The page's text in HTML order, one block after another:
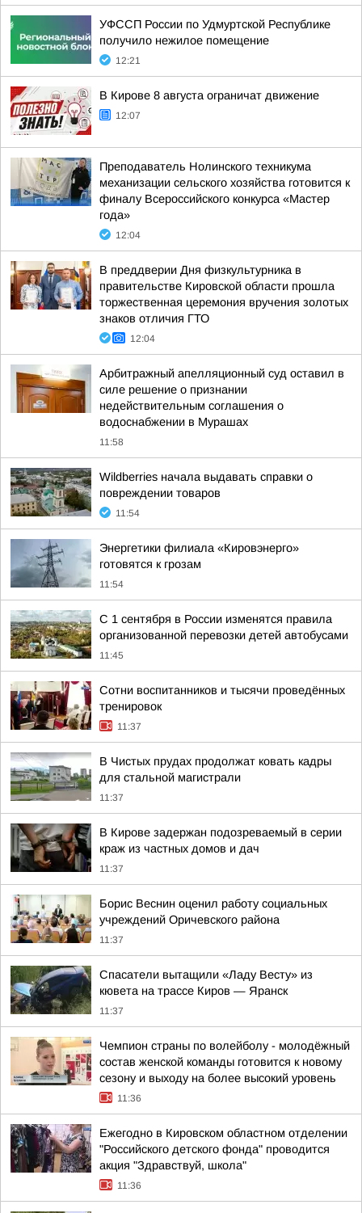
УФССП России по Удмуртской Республике
получило нежилое помещение
12:21
В Кирове 8 августа ограничат движение
12:07
Преподаватель Нолинского техникума
механизации сельского хозяйства готовится к
финалу Всероссийского конкурса «Мастер
года»
12:04
В преддверии Дня физкультурника в
правительстве Кировской области прошла
торжественная церемония вручения золотых
знаков отличия ГТО
12:04
Арбитражный апелляционный суд оставил в
силе решение о признании
недействительным соглашения о
водоснабжении в Мурашах
11:58
Wildberries начала выдавать справки о
повреждении товаров
11:54
Энергетики филиала «Кировэнерго»
готовятся к грозам
11:54
С 1 сентября в России изменятся правила
организованной перевозки детей автобусами
11:45
Сотни воспитанников и тысячи проведённых
тренировок
11:37
В Чистых прудах продолжат ковать кадры
для стальной магистрали
11:37
В Кирове задержан подозреваемый в серии
краж из частных домов и дач
11:37
Борис Веснин оценил работу социальных
учреждений Оричевского района
11:37
Спасатели вытащили «Ладу Весту» из
кювета на трассе Киров — Яранск
11:37
Чемпион страны по волейболу - молодёжный
состав женской команды готовится к новому
сезону и выходу на более высокий уровень
11:36
Ежегодно в Кировском областном отделении
"Российского детского фонда" проводится
акция "Здравствуй, школа"
11:36